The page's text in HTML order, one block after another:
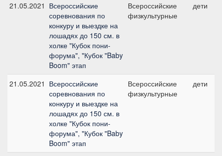
21.05.2021 Всероссийские
соревнования по
конкуру и выездке на
лошадях до 150 см. в
холке "Кубок пони-
форума", "Кубок "Baby
Boom" этап
Всероссийские
физкультурные
дети
21.05.2021 Всероссийские
соревнования по
конкуру и выездке на
лошадях до 150 см. в
холке "Кубок пони-
форума", "Кубок "Baby
Boom" этап
Всероссийские
физкультурные
дети